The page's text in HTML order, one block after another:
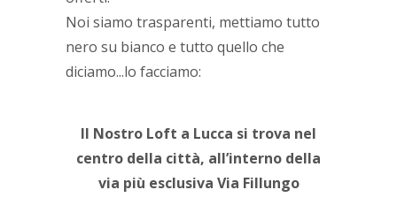
Noi siamo trasparenti, mettiamo tutto
nero su bianco e tutto quello che
diciamo...lo facciamo:
Il Nostro Loft a Lucca si trova nel
centro della città, all’interno della
via più esclusiva Via Fillungo